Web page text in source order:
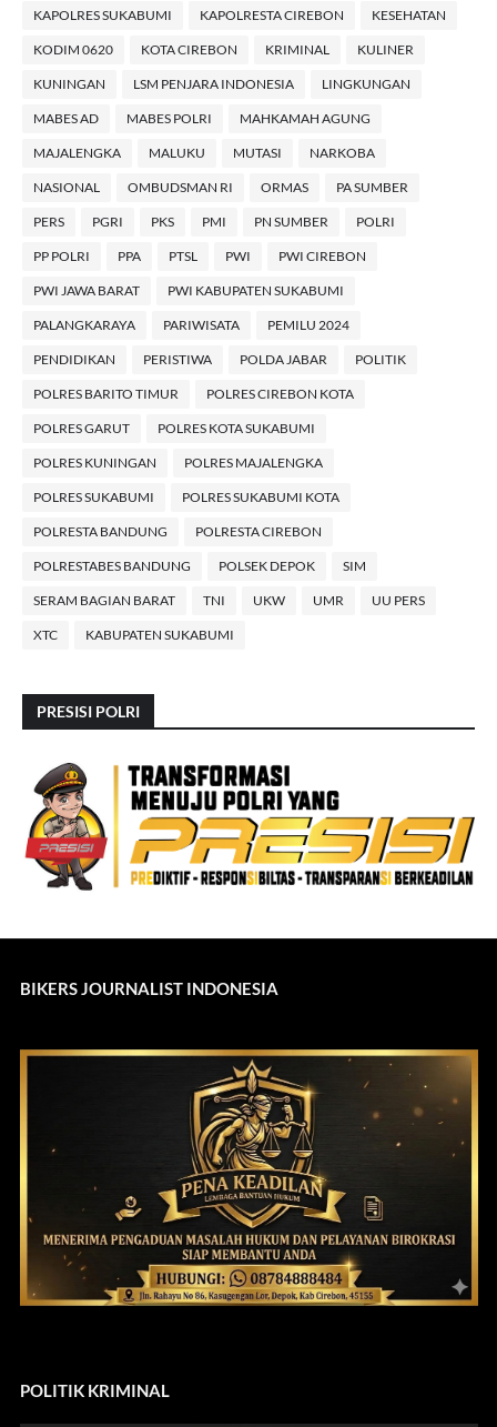
KAPOLRES SUKABUMI KAPOLRESTA CIREBON KESEHATAN
KODIM 0620 KOTA CIREBON KRIMINAL KULINER
KUNINGAN LSM PENJARA INDONESIA LINGKUNGAN
MABES AD MABES POLRI MAHKAMAH AGUNG
MAJALENGKA MALUKU MUTASI NARKOBA
NASIONAL OMBUDSMAN RI ORMAS PA SUMBER
PERS PGRI PKS PMI PN SUMBER POLRI
PP POLRI PPA PTSL PWI PWI CIREBON
PWI JAWA BARAT PWI KABUPATEN SUKABUMI
PALANGKARAYA PARIWISATA PEMILU 2024
PENDIDIKAN PERISTIWA POLDA JABAR POLITIK
POLRES BARITO TIMUR POLRES CIREBON KOTA
POLRES GARUT POLRES KOTA SUKABUMI
POLRES KUNINGAN POLRES MAJALENGKA
POLRES SUKABUMI POLRES SUKABUMI KOTA
POLRESTA BANDUNG POLRESTA CIREBON
POLRESTABES BANDUNG POLSEK DEPOK SIM
SERAM BAGIAN BARAT TNI UKW UMR UU PERS
XTC KABUPATEN SUKABUMI
PRESISI POLRI
BIKERS JOURNALIST INDONESIA
POLITIK KRIMINAL